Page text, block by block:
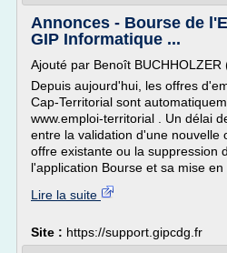
Annonces - Bourse de
GIP Informatique ...
Ajouté par Benoît
Depuis aujourd'hui, les offres
Cap-Territorial sont
www.emploi-territorial . Un délai
entre la validation d'une nouvelle
offre existante ou la suppression
l'application Bourse et sa mise en
Lire la suite
Site : https://support.gipcdg.fr